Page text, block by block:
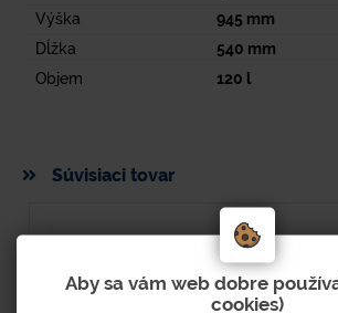
Výška
945 mm
Dĺžka
540 mm
Objem
120 l
Súvisiaci tovar
Aby sa vám web dobre
cookies)